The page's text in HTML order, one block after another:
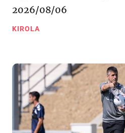
2026/08/06
KIROLA